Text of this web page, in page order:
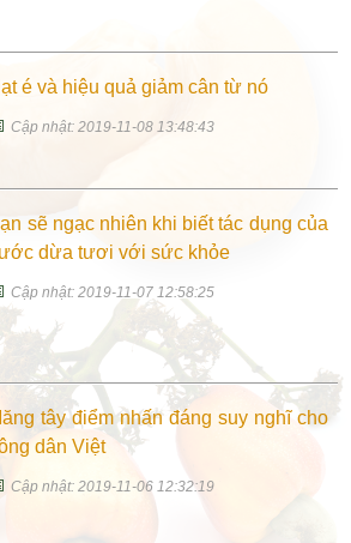
é và hiệu quả giảm cân từ nó
Cập nhật: 2019-11-08 13:48:43
sẽ ngạc nhiên khi biết tác dụng của
dừa tươi với sức khỏe
Cập nhật: 2019-11-07 12:58:25
tây điểm nhấn đáng suy nghĩ cho
dân Việt
Cập nhật: 2019-11-06 12:32:19